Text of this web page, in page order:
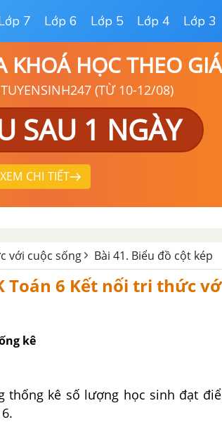
7 Lớp 6 Lớp 5 Lớp 4 Lớp 3
HỌC THEO
(TỪ 10-12/08)
SAU 1 NGÀY
XEM CHI TIẾT
với cuộc sống Bài 41. Biểu đồ cột kép
Toán 6 Kết nối tri thức
kê
thống kê số lượng học sinh đạt